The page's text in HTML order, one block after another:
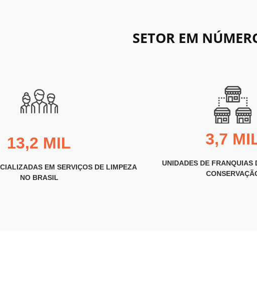
SETOR EM
13,2 MIL
EM SERVIÇOS DE LIMPEZA
NO BRASIL
3,7
UNIDADES DE FRANQUIAS